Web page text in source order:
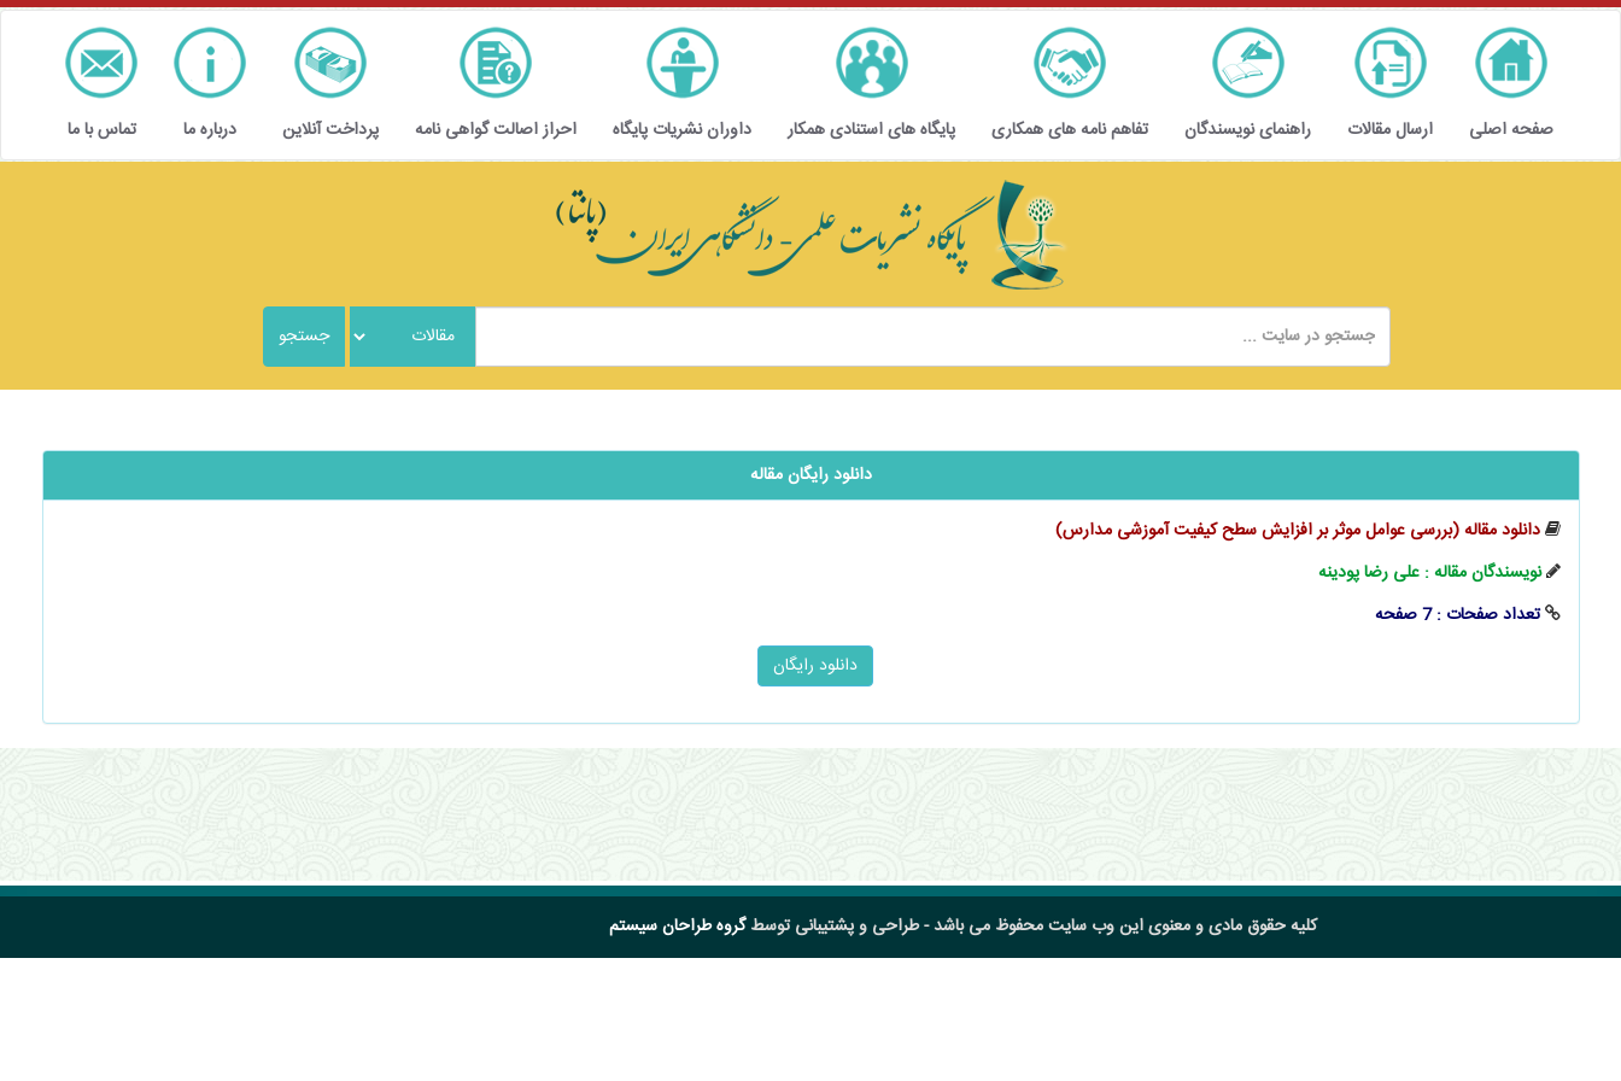
صفحه اصلی ارسال مقالات راهنمای نویسندگان تفاهم نامه های همکاری پایگاه های استنادی همکار داوران نشریات پایگاه احراز اصالت گواهی نامه پرداخت آنلاین درباره ما تماس با ما
دانلود رایگان مقاله
دانلود مقاله (بررسی عوامل موثر بر افزایش سطح کیفیت آموزشی مدارس)
نویسندگان مقاله : علی رضا پودینه
تعداد صفحات : 7 صفحه
کلیه حقوق مادی و معنوی این وب سایت محفوظ می باشد - طراحی و پشتیبانی توسطگروه طراحان سیستم